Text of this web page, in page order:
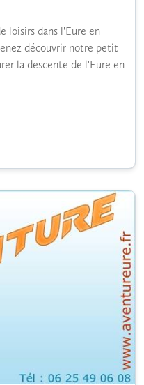
loisirs dans l'Eure en
découvrir notre petit
la descente de l'Eure en